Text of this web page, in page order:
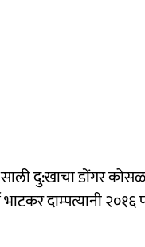
दु:खाचा डोंगर
दाम्पत्यानी २०१६